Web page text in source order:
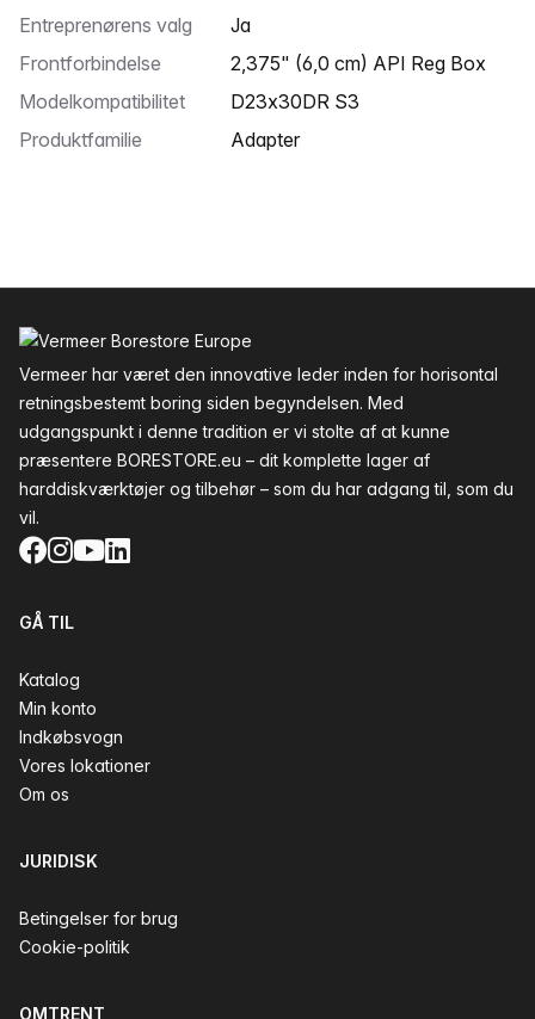
Entreprenørens valg
Ja
Frontforbindelse
2,375" (6,0 cm) API Reg Box
Modelkompatibilitet
D23x30DR S3
Produktfamilie
Adapter
Vermeer har været den innovative leder inden for horisontal
retningsbestemt boring siden begyndelsen. Med
udgangspunkt i denne tradition er vi stolte af at kunne
præsentere BORESTORE.eu – dit komplette lager af
harddiskværktøjer og tilbehør – som du har adgang til, som du
vil.
Facebook
Instagram
YouTube
LinkedIn
GÅ TIL
Katalog
Min konto
Indkøbsvogn
Vores lokationer
Om os
JURIDISK
Betingelser for brug
Cookie-politik
OMTRENT